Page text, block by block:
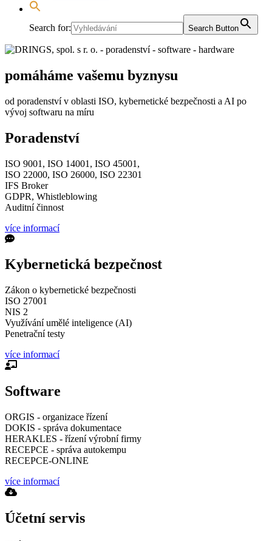
Search for: Search Button
pomáháme vašemu byznysu
od poradenství v oblasti ISO, kybernetické bezpečnosti a AI po
vývoj softwaru na míru
Poradenství
ISO 9001, ISO 14001, ISO 45001,
ISO 22000, ISO 26000, ISO 22301
IFS Broker
GDPR, Whistleblowing
Auditní činnost
více informací
Kybernetická bezpečnost
Zákon o kybernetické bezpečnosti
ISO 27001
NIS 2
Využívání umělé inteligence (AI)
Penetrační testy
více informací
Software
ORGIS - organizace řízení
DOKIS - správa dokumentace
HERAKLES - řízení výrobní firmy
RECEPCE - správa autokempu
RECEPCE-ONLINE
více informací
Účetní servis